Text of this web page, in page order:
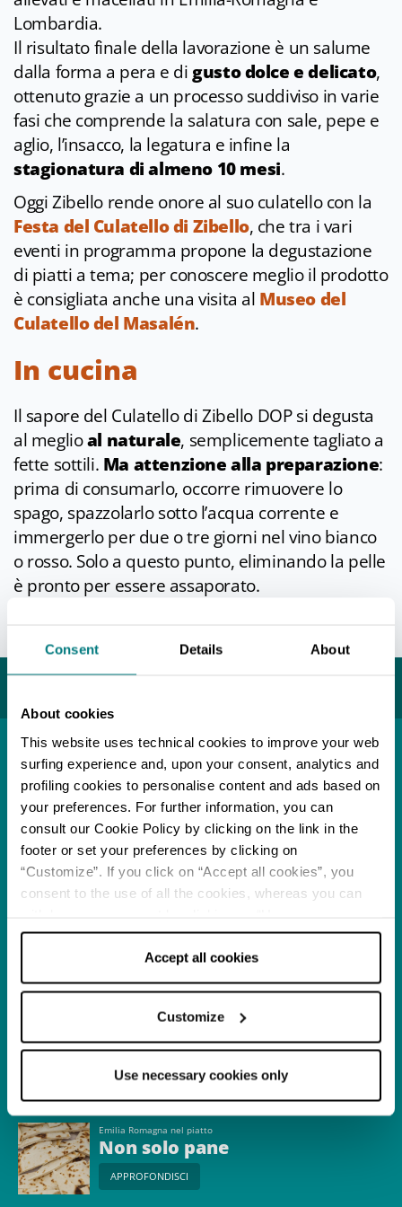
Consent Details About
About cookies
This website uses technical cookies to improve your web
surfing experience and, upon your consent, analytics and
profiling cookies to personalise content and ads based on
your preferences. For further information, you can
consult our Cookie Policy by clicking on the link in the
footer or set your preferences by clicking on
“Customize”. If you click on “Accept all cookies”, you
consent to the use of all the cookies, whereas you can
cookies only” and only the technical cookies for the
correct functioning of the website will be used.
Accept all cookies
Customize
Use necessary cookies only
Lombardia.
Il risultato finale della lavorazione è un salume
dalla forma a pera e digusto dolce e delicato,
ottenuto grazie a un processo suddiviso in varie
fasi che comprende la salatura con sale, pepe e
aglio, l’insacco, la legatura e infine la
stagionatura di almeno 10 mesi.
Oggi Zibello rende onore al suo culatello con la
Festa del Culatello di Zibello, che tra i vari
eventi in programma propone la degustazione
di piatti a tema; per conoscere meglio il prodotto
è consigliata anche una visita al Museo del
Culatello del Masalén.
In cucina
Il sapore del Culatello di Zibello DOP si degusta
al meglioal naturale, semplicemente tagliato a
fette sottili. Ma attenzione alla preparazione:
prima di consumarlo, occorre rimuovere lo
spago, spazzolarlo sotto l’acqua corrente e
immergerlo per due o tre giorni nel vino bianco
o rosso. Solo a questo punto, eliminando la pelle
è pronto per essere assaporato.
Ultimo aggiornamento 19/03/2026
Località
Soragna
APPROFONDISCI
Itinerario
Pedalando alla scoperta
Parmigiano e del Museo
del Culatello
I Musei del Cibo in
camper
APPROFONDISCI
Emilia Romagna nel piatto
Non solo pane
APPROFONDISCI